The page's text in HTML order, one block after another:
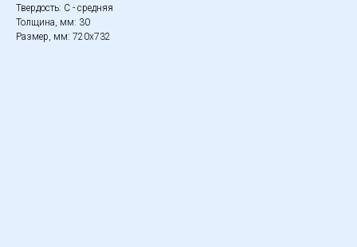
Твердость: С - средняя
Толщина, мм: 30
Размер, мм: 720х732